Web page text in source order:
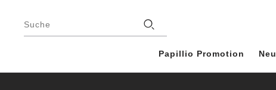
Suche
Papillio Promotion Neu
Buckle
Natural
product